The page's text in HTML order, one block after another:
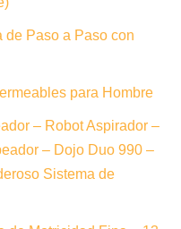
de Paso a Paso con
para Hombre
– Robot Aspirador –
– Dojo Duo 990 –
Sistema de